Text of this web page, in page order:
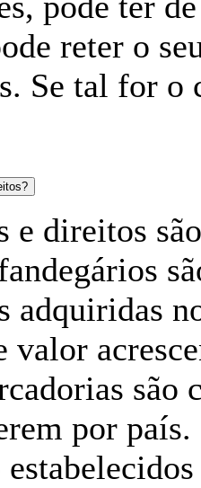
reter o
Se tal for o
e direitos
adquiridas
valor
são
por país.